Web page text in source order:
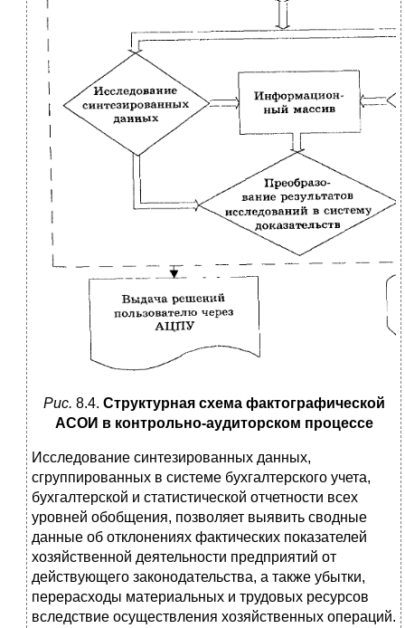
Рис. 8.4. Структурная схема фактографической
АСОИ в контрольно-аудиторском процессе
Исследование синтезированных данных,
сгруппирован­ных в системе бухгалтерского учета,
бухгалтерской и ста­тистической отчетности всех
уровней обобщения, позволя­ет выявить сводные
данные об отклонениях фактических показателей
хозяйственной деятельности предприятий от
действующего законодательства, а также убытки,
перерас­ходы материальных и трудовых ресурсов
вследствие осу­ществления хозяйственных операций.